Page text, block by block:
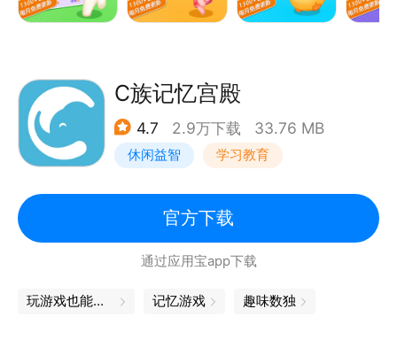
C族记忆宫殿
4.7 2.9万下载 33.76 MB
休闲益智 学习教育
官方下载
通过应用宝app下载
玩游戏也能学到知识，轻松掌握知识点 记忆游戏 趣味数独